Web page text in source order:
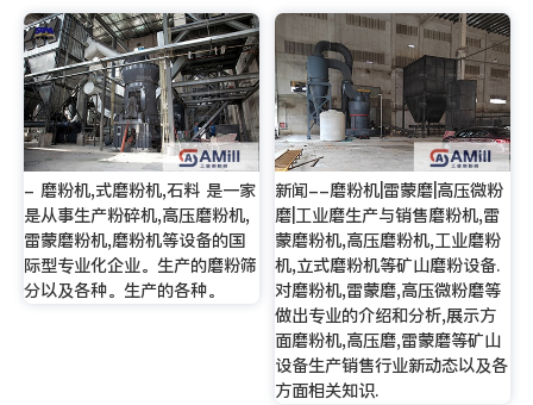
- 磨粉机,式磨粉机,石料 是一家
是从事生产粉碎机,高压磨粉机,
雷蒙磨粉机,磨粉机等设备的国
际型专业化企业。生产的磨粉筛
分以及各种。生产的各种。
新闻--磨粉机|雷蒙磨|高压微粉
磨|工业磨生产与销售磨粉机,雷
蒙磨粉机,高压磨粉机,工业磨粉
机,立式磨粉机等矿山磨粉设备.
对磨粉机,雷蒙磨,高压微粉磨等
做出专业的介绍和分析,展示方
面磨粉机,高压磨,雷蒙磨等矿山
设备生产销售行业新动态以及各
方面相关知识.